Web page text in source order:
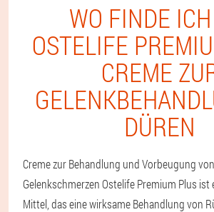
WO FINDE
OSTELIFE
CREME
DÜREN
Creme zur Behandlung und Vorbeugung
Gelenkschmerzen Ostelife Premium Plus ist
Mittel, das eine wirksame Behandlung von